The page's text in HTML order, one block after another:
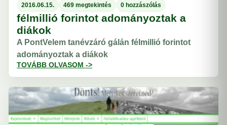
2016.06.15. 469 megtekintés 0 hozzászólás
félmillió forintot adományoztak a
diákok
A PontVelem tanévzáró gálán félmillió forintot
adományoztak a diákok
TOVÁBB OLVASOM ->